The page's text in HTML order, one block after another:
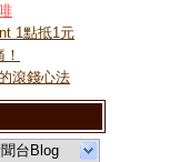
1點抵1元
滾錢心法
台Blog